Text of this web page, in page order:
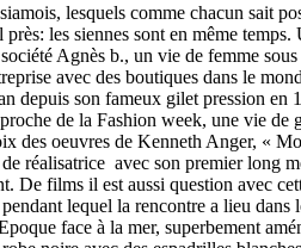
lesquels comme chacun sait
les siennes sont en même
Agnès b., un vie de femme
avec des boutiques dans le
depuis son fameux gilet pression en
de la Fashion week, une vie de
des oeuvres de Kenneth Anger, «
réalisatrice avec son premier long
De films il est aussi question avec
lequel la rencontre a lieu dans
face à la mer, superbement